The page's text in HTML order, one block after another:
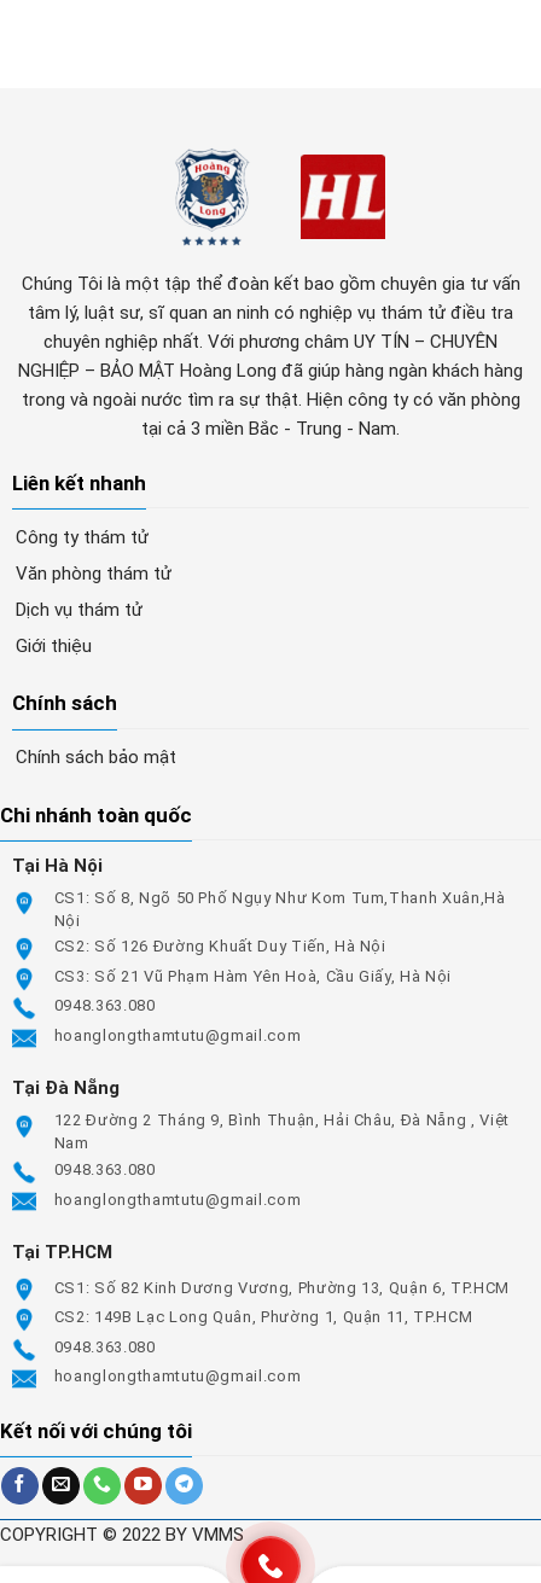
Chúng Tôi là một tập thể đoàn kết bao gồm chuyên gia tư vấn
tâm lý, luật sư, sĩ quan an ninh có nghiệp vụ thám tử điều tra
chuyên nghiệp nhất. Với phương châm UY TÍN – CHUYÊN
NGHIỆP – BẢO MẬT Hoàng Long đã giúp hàng ngàn khách hàng
trong và ngoài nước tìm ra sự thật. Hiện công ty có văn phòng
tại cả 3 miền Bắc - Trung - Nam.
Liên kết nhanh
Công ty thám tử
Văn phòng thám tử
Dịch vụ thám tử
Giới thiệu
Chính sách
Chính sách bảo mật
Chi nhánh toàn quốc
Tại Hà Nội
CS1: Số 8, Ngõ 50 Phố Ngụy Như Kom Tum,Thanh Xuân,Hà
Nội
CS2: Số 126 Đường Khuất Duy Tiến, Hà Nội
CS3: Số 21 Vũ Phạm Hàm Yên Hoà, Cầu Giấy, Hà Nội
0948.363.080
hoanglongthamtutu@gmail.com
Tại Đà Nẵng
122 Đường 2 Tháng 9, Bình Thuận, Hải Châu, Đà Nẵng , Việt
Nam
0948.363.080
hoanglongthamtutu@gmail.com
Tại TP.HCM
CS1: Số 82 Kinh Dương Vương, Phường 13, Quận 6, TP.HCM
CS2: 149B Lạc Long Quân, Phường 1, Quận 11, TP.HCM
0948.363.080
hoanglongthamtutu@gmail.com
Kết nối với chúng tôi
COPYRIGHT © 2022 BY VMMS